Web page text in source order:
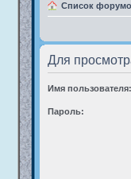
Список
Для
Имя пользователя:
Пароль: